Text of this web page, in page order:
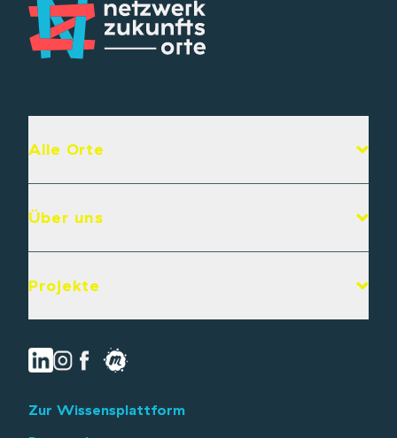
Alle Orte
Über uns
Projekte
Zur Wissensplattform